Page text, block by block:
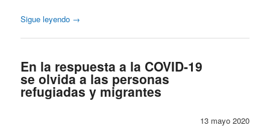
Sigue leyendo →
En la respuesta a la COVID-19
se olvida a las personas
refugiadas y migrantes
13 mayo 2020